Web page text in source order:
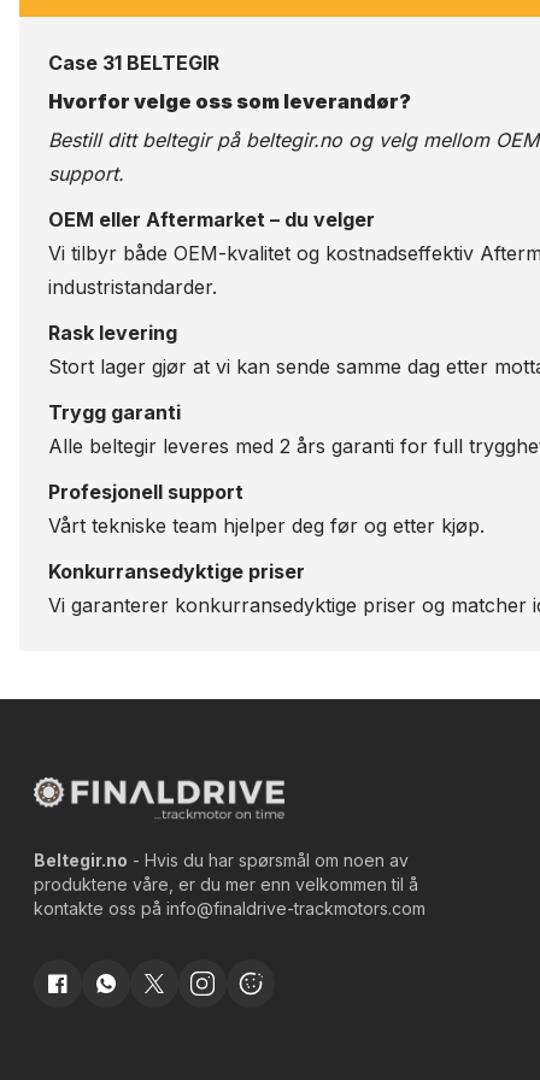
Case 31 BELTEGIR
Hvorfor velge oss som leverandør?
Bestill ditt beltegir på beltegir.no og velg mellom
support.
OEM eller Aftermarket – du velger
Vi tilbyr både OEM-kvalitet og kostnadseffektiv
industristandarder.
Rask levering
Stort lager gjør at vi kan sende samme dag etter
Trygg garanti
Alle beltegir leveres med 2 års garanti for full
Profesjonell support
Vårt tekniske team hjelper deg før og etter kjøp.
Konkurransedyktige priser
Vi garanterer konkurransedyktige priser og matcher
Beltegir.no - Hvis du har spørsmål om noen av
produktene våre, er du mer enn velkommen til å
kontakte oss på info@finaldrive-trackmotors.com